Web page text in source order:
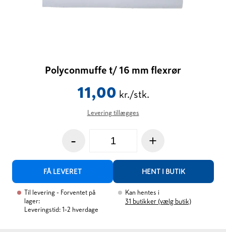
Polyconmuffe t/ 16 mm flexrør
11,00 kr./stk.
Levering tillægges
- +
FÅ LEVERET HENT I BUTIK
Til levering - Forventet på
lager:
Leveringstid: 1-2 hverdage
Kan hentes i
31 butikker (vælg butik)